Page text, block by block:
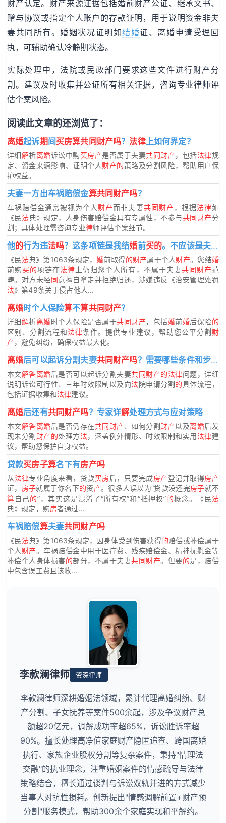
财产认定。财产来源证据包括婚前财产公证、继承文书、
赠与协议或指定个人账户的存款证明，用于说明资金非夫
妻共同所有。婚姻状况证明如结婚证、离婚申请受理回
执，可辅助确认冷静期状态。
实际处理中，法院或民政部门要求这些文件进行财产分
割。建议及时收集并公证所有相关证据，咨询专业律师评
估个案风险。
阅读此文章的还浏览了：
离婚起诉期间买房算共同财产吗？法律上如何界定？
详细解析离婚诉讼中购买房产是否属于夫妻共同财产，包括法律规
定、资金来源影响、证明个人财产的策略及分割风险，帮助用户保
护权益。
夫妻一方出车祸赔偿金算共同财产吗？
车祸赔偿金通常被视为个人 财产而非夫妻共同财产 ，根据法律如
《民法典》规定，人身伤害赔偿金具有专属性，不参与共同财产分
割；具体处理需咨询专业律师评估个案细节。
他的行为违法吗？这条项链是我结婚前买的。不应该是夫妻
《民法典》第1063条规定，婚前取得的财产属于个人财产。您结婚
前购买的项链在法律 上仍归您个人所有，不属于夫妻共同财产范
畴。对方未经同意擅自拿走并拒绝归还，涉嫌违反《治安管理处罚
法》第49条关于侵占他人...
离婚时个人保险算不算共同财产？
详细解析离婚时个人保险是否属于共同财产，包括婚前婚后保险的
区别、分割流程和法律条件。提供专业建议，帮助您公平分割 财
产，避免纠纷，确保权益最大化。
离婚后可以起诉分割夫妻共同财产吗？需要哪些条件和步骤？
本文解答离婚后是否可以起诉分割夫妻共同财产的法律问题，详细
说明诉讼可行性、三年时效限制以及向法院申请分割 的具体流程，
包括证据收集和法律建议。
离婚后还有共同财产吗？专家详解处理方式与应对策略
本文解答离婚后是否仍存在共同财产、如何分割 财产以及离婚后发
现未分割 财产的处理方法，涵盖例外情形、时效限制和实用法律建
议，帮助您保护自身权益。
贷款买房子算名下有房产吗
从 法律专业角度来看，贷款买房后，只要完成房产登记并取得房产
证， 房子就属于你名下的资产。很多人误以为“贷款没还完房子就不
算自己的”，其实这是混淆了“所有权”和“抵押权”的概念。《民法
典》规定，购房者通过...
车祸赔偿算夫妻共同财产吗
《民法典》第1063条规定，因身体受到伤害获得的赔偿或补偿属于
个人 财产。车祸赔偿金中用于医疗费、残疾赔偿金、精神抚慰金等
补偿个人身体损害的部分，不属于夫妻共同财产。但要的是，赔偿
中包含误工费且该收...
李款澜律师 资深律师
李款澜律师深耕婚姻法领域，累计代理离婚纠纷、财
产分割、子女抚养等案件500余起，涉及争议财产总
额超20亿元，调解成功率超65%，诉讼胜诉率超
90%。擅长处理高净值家庭财产隐匿追查、跨国离婚
执行、家族企业股权分割等复杂案件，秉持"情理法
交融"的执业理念，注重婚姻案件的情感疏导与法律
策略结合，擅长通过谈判与诉讼双轨并进的方式减少
当事人对抗性损耗。创新提出"情感调解前置+财产预
分割"服务模式，帮助300余个家庭实现和平解约。